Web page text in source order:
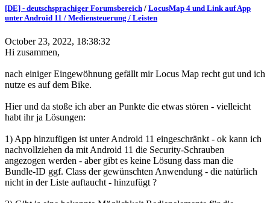
[DE] - deutschsprachiger Forumsbereich / LocusMap 4 und Link auf App
unter Android 11 / Mediensteuerung / Leisten
October 23, 2022, 18:38:32
Hi zusammen,
nach einiger Eingewöhnung gefällt mir Locus Map recht gut und ich
nutze es auf dem Bike.
Hier und da stoße ich aber an Punkte die etwas stören - vielleicht
habt ihr ja Lösungen:
1) App hinzufügen ist unter Android 11 eingeschränkt - ok kann ich
nachvollziehen da mit Android 11 die Security-Schrauben
angezogen werden - aber gibt es keine Lösung dass man die
Bundle-ID ggf. Class der gewünschten Anwendung - die natürlich
nicht in der Liste auftaucht - hinzufügt ?